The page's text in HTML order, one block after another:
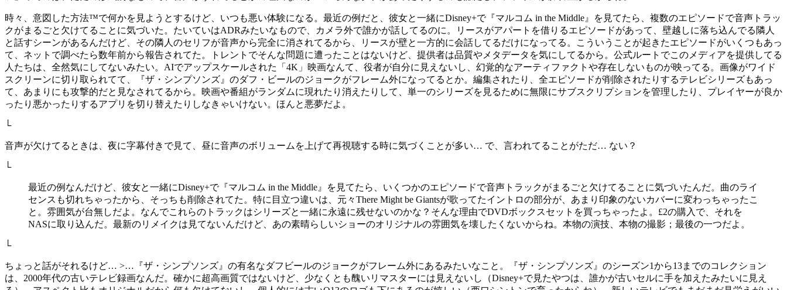
時々、意図した方法™で何かを見ようとするけど、いつも悪い体験になる。最近の例だと、彼女と一緒にDisney+で『マルコム in the Middle』を見てたら、複数のエピソードで音声トラッ
クがまるごと欠けてることに気づいた。たいていはADRみたいなもので、カメラ外で誰かが話してるのに。リースがアパートを借りるエピソードがあって、壁越しに落ち込んでる隣人
と話すシーンがあるんだけど、その隣人のセリフが音声から完全に消されてるから、リースが壁と一方的に会話してるだけになってる。こういうことが起きたエピソードがいくつもあっ
て、ネットで調べたら数年前から報告されてた。トレントでそんな問題に遭ったことはないけど、提供者は品質やメタデータを気にしてるから。公式ルートでこのメディアを提供してる
人たちは、全然気にしてないみたい。AIでアップスケールされた「4K」映画なんて、役者が自分に見えないし、幻覚的なアーティファクトや存在しないものが映ってる。画像がワイド
スクリーンに切り取られてて、『ザ・シンプソンズ』のダフ・ビールのジョークがフレーム外になってるとか。編集されたり、全エピソードが削除されたりするテレビシリーズもあっ
て、あまりにも攻撃的だと見なされてるから。映画や番組がランダムに現れたり消えたりして、単一のシリーズを見るために無限にサブスクリプションを管理したり、プレイヤーが良か
ったり悪かったりするアプリを切り替えたりしなきゃいけない。ほんと悪夢だよ。
└
音声が欠けてるときは、夜に字幕付きで見て、昼に音声のボリュームを上げて再視聴する時に気づくことが多い… で、言われてることがただ… ない？
└
最近の例なんだけど、彼女と一緒にDisney+で『マルコム in the Middle』を見てたら、いくつかのエピソードで音声トラックがまるごと欠けてることに気づいたんだ。曲のライ
センスも切れちゃったから、そっちも削除されてた。特に目立つ違いは、元々There Might be Giantsが歌ってたイントロの部分が、あまり印象のないカバーに変わっちゃったこ
と。雰囲気が台無しだよ。なんでこれらのトラックはシリーズと一緒に永遠に残せないのかな？そんな理由でDVDボックスセットを買っちゃったよ。£2の購入で、それを
NASに取り込んだ。最新のリメイクは見てないんだけど、あの素晴らしいショーのオリジナルの雰囲気を壊したくないからね。本物の演技、本物の撮影；最後の一つだよ。
└
ちょっと話がそれるけど… >…『ザ・シンプソンズ』の有名なダフビールのジョークがフレーム外にあるみたいなこと。『ザ・シンプソンズ』のシーズン1から13までのコレクション
は、2000年代の古いテレビ録画なんだ。確かに超高画質ではないけど、少なくとも醜いリマスターには見えないし（Disney+で見たやつは、誰かが古いセルに手を加えたみたいに見え